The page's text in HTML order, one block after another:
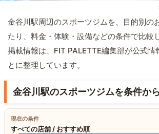
金谷川駅周辺のスポーツジムを、目的別の
たり、料金・体験・設備などの条件で比較
掲載情報は、FIT PALETTE編集部が公式情
とに整理しています。
金谷川駅のスポーツジムを条件か
現在の条件
すべての店舗 / おすすめ順